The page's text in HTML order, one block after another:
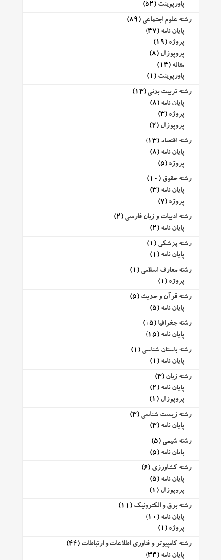
پاورپوینت (52)
رشته علوم اجتماعی (89)
پایان نامه (47)
پروژه (19)
پروپوزال (8)
مقاله (14)
پاورپوینت (1)
رشته تربیت بدنی (13)
پایان نامه (8)
پروژه (3)
پروپوزال (2)
رشته اقتصاد (13)
پایان نامه (8)
پروژه (5)
رشته حقوق (10)
پایان نامه (3)
پروژه (7)
رشته ادبیات و زبان فارسی (2)
پایان نامه (2)
رشته پزشکی (1)
پایان نامه (1)
رشته معارف اسلامی (1)
پروژه (1)
رشته قرآن و حدیث (5)
پایان نامه (5)
رشته جغرافیا (15)
پایان نامه (15)
رشته باستان شناسی (1)
پایان نامه (1)
رشته زبان (3)
پایان نامه (2)
پروپوزال (1)
رشته زیست شناسی (3)
پایان نامه (3)
رشته شیمی (5)
پایان نامه (5)
رشته کشاورزی (6)
پایان نامه (5)
پروپوزال (1)
رشته برق و الکترونیک (11)
پایان نامه (10)
پروژه (1)
رشته کامپیوتر و فناوری اطلاعات و ارتباطات (44)
پایان نامه (34)